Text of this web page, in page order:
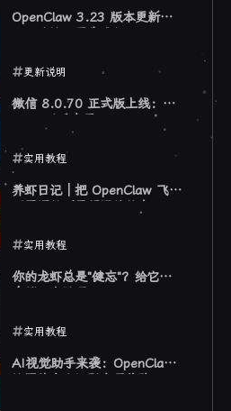
2026-03-27
OpenClaw 3.23 版本更新说
更新说明
2026-03-24
微信 8.0.70 正式版上线：
实用教程
2026-03-23
养虾日记｜把 OpenClaw 飞书
实用教程
2026-03-21
你的龙虾总是"健忘"？给它装
实用教程
2026-03-20
AI视觉助手来袭：OpenClaw